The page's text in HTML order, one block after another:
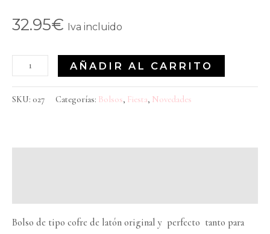
32.95€ Iva incluido
AÑADIR AL CARRITO
SKU: 027 Categorías: Bolsos, Fiesta, Novedades
Bolso de tipo cofre de latón original y perfecto tanto para